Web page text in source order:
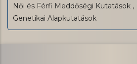
Női és Férfi Meddőségi Kutatások ,
Genetikai Alapkutatások